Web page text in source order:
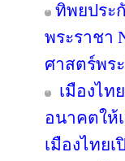
ทิพยประ
พระราชา
ศาสตร์พร
เมืองไท
อนาคตให้
เมืองไทย